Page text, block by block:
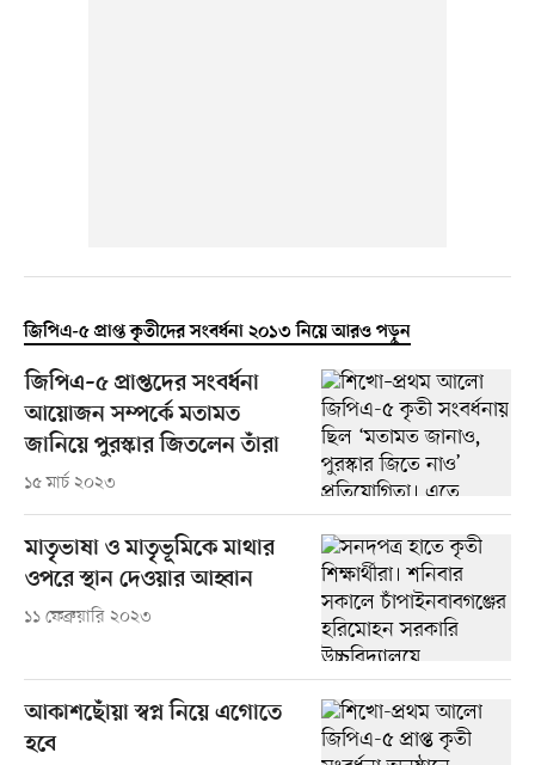
জিপিএ-৫ প্রাপ্ত কৃতীদের সংবর্ধনা ২০১৩ নিয়ে আরও পড়ুন
জিপিএ–৫ প্রাপ্তদের সংবর্ধনা
আয়োজন সম্পর্কে মতামত
জানিয়ে পুরস্কার জিতলেন তাঁরা
১৫ মার্চ ২০২৩
মাতৃভাষা ও মাতৃভূমিকে মাথার
ওপরে স্থান দেওয়ার আহ্বান
১১ ফেব্রুয়ারি ২০২৩
আকাশছোঁয়া স্বপ্ন নিয়ে এগোতে
হবে